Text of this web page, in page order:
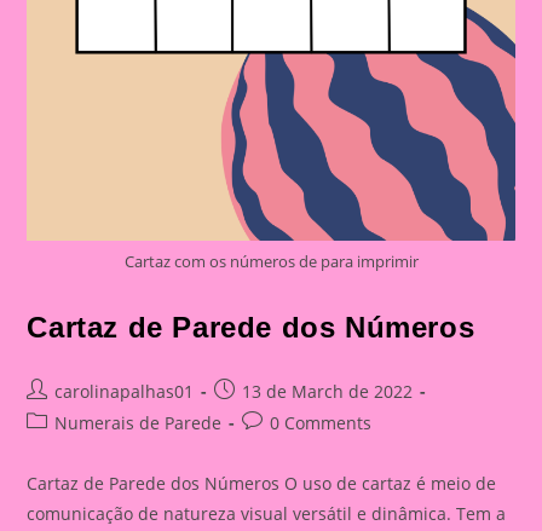
Cartaz com os números de para imprimir
Cartaz de Parede dos Números
Post
author:
carolinapalhas01
Post
published:
13 de March de 2022
PostNumerais de Parede
Post0 Comments
Cartaz de Parede dos Números O uso de cartaz é meio de
comunicação de natureza visual versátil e dinâmica. Tem a